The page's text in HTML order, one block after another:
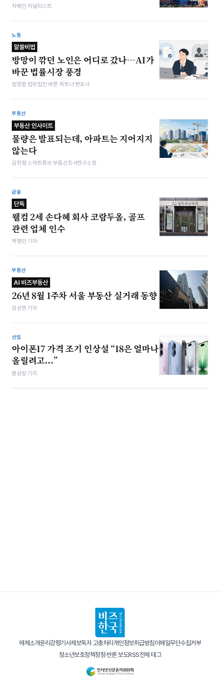
차해인 저널리스트
노동
알쓸비법
방망이 깎던 노인은 어디로 갔나…AI가
바꾼 법률시장 풍경
정양훈 법무법인 바른 파트너 변호사
부동산
부동산 인사이트
물량은 발표되는데, 아파트는 지어지지
않는다
김학렬 스마트튜브 부동산조사연구소장
금융
단독
웰컴 2세 손다혜 회사 코람두올, 골프
관련 업체 인수
박형민 기자
부동산
AI 비즈부동산
26년 8월 1주차 서울 부동산 실거래 동향
김상연 기자
산업
아이폰17 가격 조기 인상설 “18은 얼마나
올릴려고...”
봉성창 기자
매체소개윤리강령기사제보독자 고충처리개인정보취급방침이메일무단수집거부
청소년보호정책정정·반론 보도RSS전체 태그